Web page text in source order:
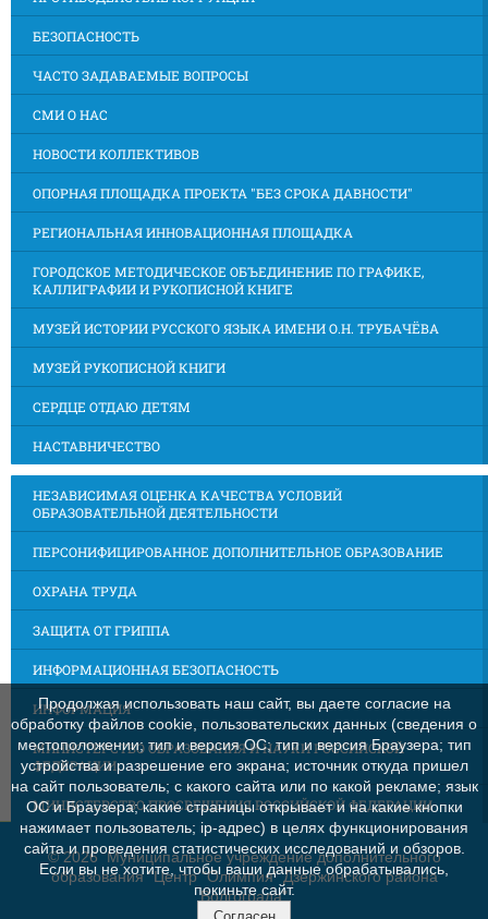
БЕЗОПАСНОСТЬ
ЧАСТО ЗАДАВАЕМЫЕ ВОПРОСЫ
СМИ О НАС
НОВОСТИ КОЛЛЕКТИВОВ
ОПОРНАЯ ПЛОЩАДКА ПРОЕКТА "БЕЗ СРОКА ДАВНОСТИ"
РЕГИОНАЛЬНАЯ ИННОВАЦИОННАЯ ПЛОЩАДКА
ГОРОДСКОЕ МЕТОДИЧЕСКОЕ ОБЪЕДИНЕНИЕ ПО ГРАФИКЕ,
КАЛЛИГРАФИИ И РУКОПИСНОЙ КНИГЕ
МУЗЕЙ ИСТОРИИ РУССКОГО ЯЗЫКА ИМЕНИ О.Н. ТРУБАЧЁВА
МУЗЕЙ РУКОПИСНОЙ КНИГИ
СЕРДЦЕ ОТДАЮ ДЕТЯМ
НАСТАВНИЧЕСТВО
НЕЗАВИСИМАЯ ОЦЕНКА КАЧЕСТВА УСЛОВИЙ
ОБРАЗОВАТЕЛЬНОЙ ДЕЯТЕЛЬНОСТИ
ПЕРСОНИФИЦИРОВАННОЕ ДОПОЛНИТЕЛЬНОЕ ОБРАЗОВАНИЕ
ОХРАНА ТРУДА
ЗАЩИТА ОТ ГРИППА
ИНФОРМАЦИОННАЯ БЕЗОПАСНОСТЬ
ИНФОРМАЦИЯ
МИНИСТЕРСТВО ОБРАЗОВАНИЯ И НАУКИ РОССИЙСКОЙ
ФЕДЕРАЦИИ
МИНИСТЕРСТВО ПРОСВЕЩЕНИЯ РОССИЙСКОЙ ФЕДЕРАЦИИ
©2026 Муниципальное учреждение дополнительного
образования "Центр "Олимпия" Дзержинского района
Волгограда"
Продолжая использовать наш сайт, вы даете согласие на
обработку файлов cookie, пользовательских данных (сведения о
местоположении; тип и версия ОС; тип и версия Браузера; тип
устройства и разрешение его экрана; источник откуда пришел
на сайт пользователь; с какого сайта или по какой рекламе; язык
ОС и Браузера; какие страницы открывает и на какие кнопки
нажимает пользователь; ip-адрес) в целях функционирования
сайта и проведения статистических исследований и обзоров.
Если вы не хотите, чтобы ваши данные обрабатывались,
покиньте сайт.